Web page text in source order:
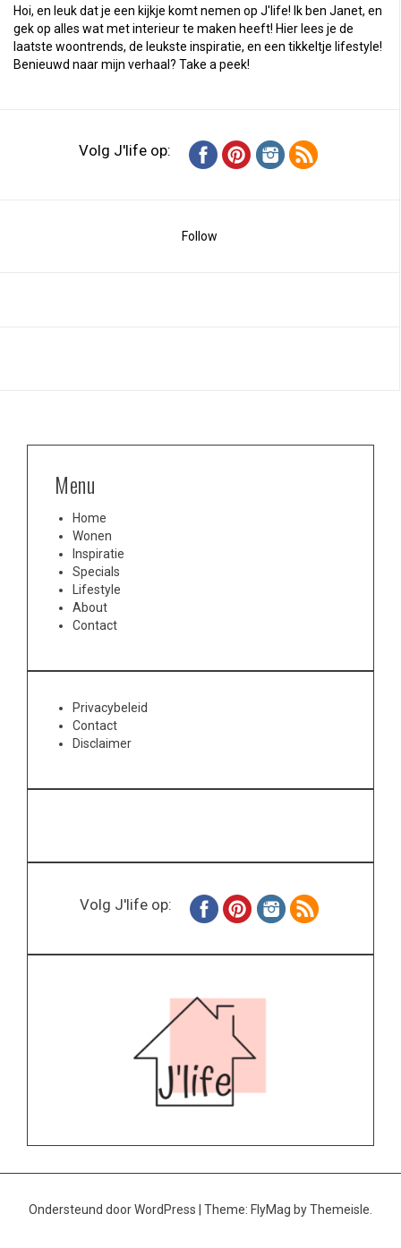
Hoi, en leuk dat je een kijkje komt nemen op J'life! Ik ben Janet, en
gek op alles wat met interieur te maken heeft! Hier lees je de
laatste woontrends, de leukste inspiratie, en een tikkeltje lifestyle!
Benieuwd naar mijn verhaal? Take a peek!
Volg J'life op:
Follow
Menu
Home
Wonen
Inspiratie
Specials
Lifestyle
About
Contact
Privacybeleid
Contact
Disclaimer
Volg J'life op:
Ondersteund door WordPress Theme: FlyMag by Themeisle.